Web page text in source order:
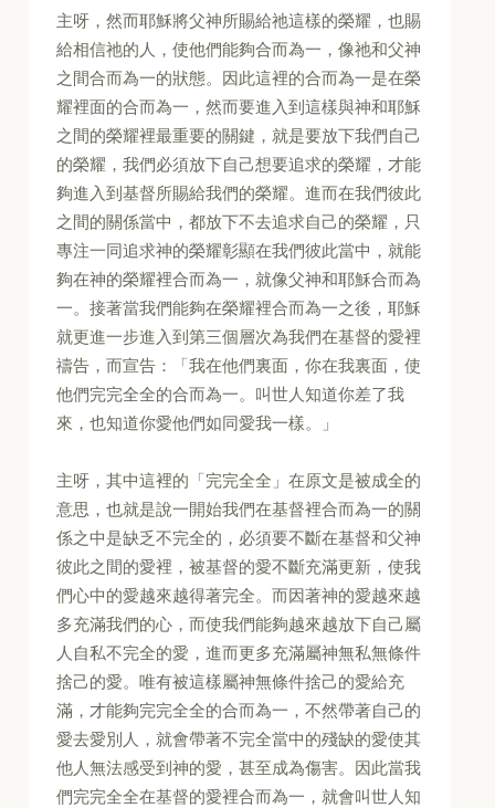
主呀，然而耶穌將父神所賜給祂這樣的榮耀，也賜
給相信祂的人，使他們能夠合而為一，像祂和父神
之間合而為一的狀態。因此這裡的合而為一是在榮
耀裡面的合而為一，然而要進入到這樣與神和耶穌
之間的榮耀裡最重要的關鍵，就是要放下我們自己
的榮耀，我們必須放下自己想要追求的榮耀，才能
夠進入到基督所賜給我們的榮耀。進而在我們彼此
之間的關係當中，都放下不去追求自己的榮耀，只
專注一同追求神的榮耀彰顯在我們彼此當中，就能
夠在神的榮耀裡合而為一，就像父神和耶穌合而為
一。接著當我們能夠在榮耀裡合而為一之後，耶穌
就更進一步進入到第三個層次為我們在基督的愛裡
禱告，而宣告：「我在他們裏面，你在我裏面，使
他們完完全全的合而為一。叫世人知道你差了我
來，也知道你愛他們如同愛我一樣。」
主呀，其中這裡的「完完全全」在原文是被成全的
意思，也就是說一開始我們在基督裡合而為一的關
係之中是缺乏不完全的，必須要不斷在基督和父神
彼此之間的愛裡，被基督的愛不斷充滿更新，使我
們心中的愛越來越得著完全。而因著神的愛越來越
多充滿我們的心，而使我們能夠越來越放下自己屬
人自私不完全的愛，進而更多充滿屬神無私無條件
捨己的愛。唯有被這樣屬神無條件捨己的愛給充
滿，才能夠完完全全的合而為一，不然帶著自己的
愛去愛別人，就會帶著不完全當中的殘缺的愛使其
他人無法感受到神的愛，甚至成為傷害。因此當我
們完完全全在基督的愛裡合而為一，就會叫世人知